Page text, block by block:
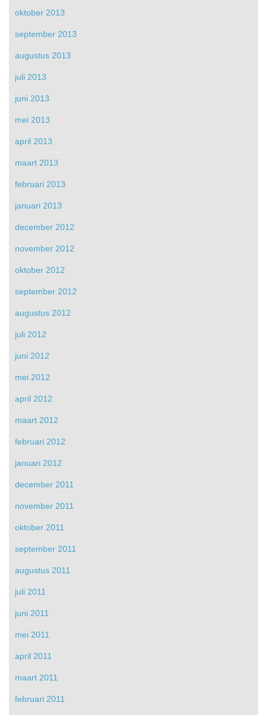
oktober 2013
september 2013
augustus 2013
juli 2013
juni 2013
mei 2013
april 2013
maart 2013
februari 2013
januari 2013
december 2012
november 2012
oktober 2012
september 2012
augustus 2012
juli 2012
juni 2012
mei 2012
april 2012
maart 2012
februari 2012
januari 2012
december 2011
november 2011
oktober 2011
september 2011
augustus 2011
juli 2011
juni 2011
mei 2011
april 2011
maart 2011
februari 2011